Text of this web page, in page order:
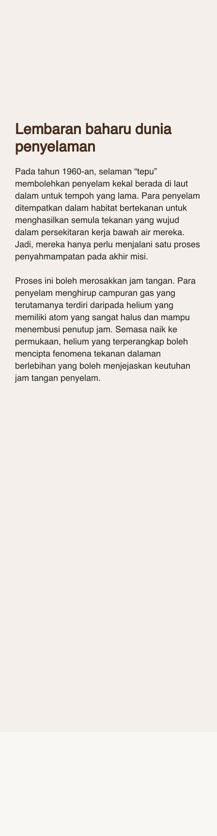
Lembaran baharu dunia
penyelaman
Pada tahun 1960-an, selaman “tepu”
membolehkan penyelam kekal berada di laut
dalam untuk tempoh yang lama. Para penyelam
ditempatkan dalam habitat bertekanan untuk
menghasilkan semula tekanan yang wujud
dalam persekitaran kerja bawah air mereka.
Jadi, mereka hanya perlu menjalani satu proses
penyahmampatan pada akhir misi.
Proses ini boleh merosakkan jam tangan. Para
penyelam menghirup campuran gas yang
terutamanya terdiri daripada helium yang
memiliki atom yang sangat halus dan mampu
menembusi penutup jam. Semasa naik ke
permukaan, helium yang terperangkap boleh
mencipta fenomena tekanan dalaman
berlebihan yang boleh menjejaskan keutuhan
jam tangan penyelam.